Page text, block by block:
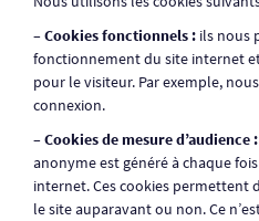
– Cookies fonctionnels : ils nous
fonctionnement du site internet
pour le visiteur. Par exemple,
connexion.
– Cookies de mesure d’audience :
anonyme est généré à chaque
internet. Ces cookies permettent
le site auparavant ou non. Ce